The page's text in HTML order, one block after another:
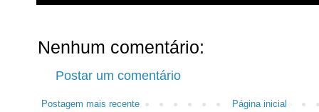
Nenhum comentário:
Postar um comentário
Postagem mais recente Página inicial